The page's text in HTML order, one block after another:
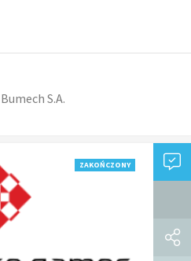
S.A.
ZAKOŃCZONY